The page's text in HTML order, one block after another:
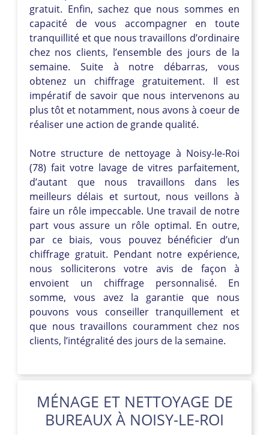
gratuit. Enfin, sachez que nous sommes en
capacité de vous accompagner en toute
tranquillité et que nous travaillons d’ordinaire
chez nos clients, l’ensemble des jours de la
semaine. Suite à notre débarras, vous
obtenez un chiffrage gratuitement. Il est
impératif de savoir que nous intervenons au
plus tôt et notamment, nous avons à coeur de
réaliser une action de grande qualité.
Notre structure de nettoyage à Noisy-le-Roi
(78) fait votre lavage de vitres parfaitement,
d’autant que nous travaillons dans les
meilleurs délais et surtout, nous veillons à
faire un rôle impeccable. Une travail de notre
part vous assure un rôle optimal. En outre,
par ce biais, vous pouvez bénéficier d’un
chiffrage gratuit. Pendant notre expérience,
nous solliciterons votre avis de façon à
envoient un chiffrage personnalisé. En
somme, vous avez la garantie que nous
pouvons vous conseiller tranquillement et
que nous travaillons couramment chez nos
clients, l’intégralité des jours de la semaine.
MÉNAGE ET NETTOYAGE DE
BUREAUX À NOISY-LE-ROI